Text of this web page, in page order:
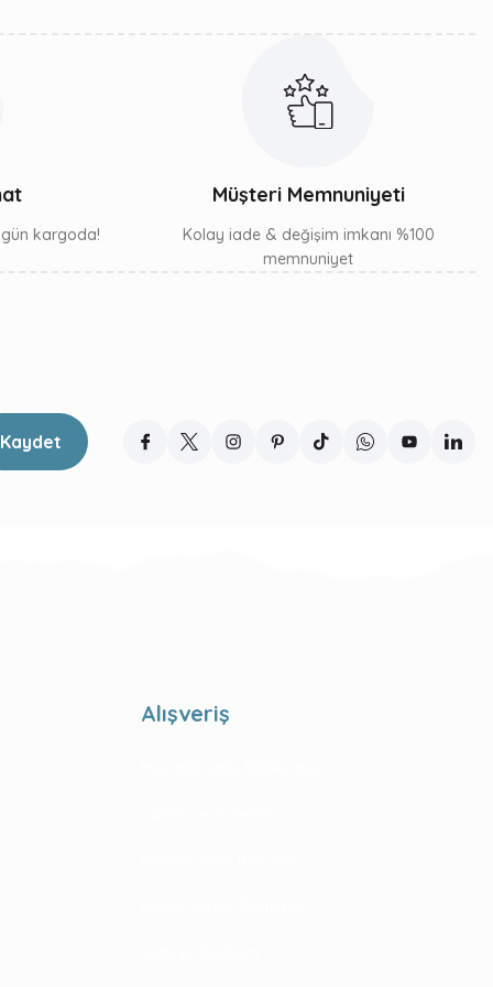
gün kargoda!
Müşteri Memnuniyeti
Kolay iade & değişim imkanı %100
memnuniyet
Kaydet
Alışveriş